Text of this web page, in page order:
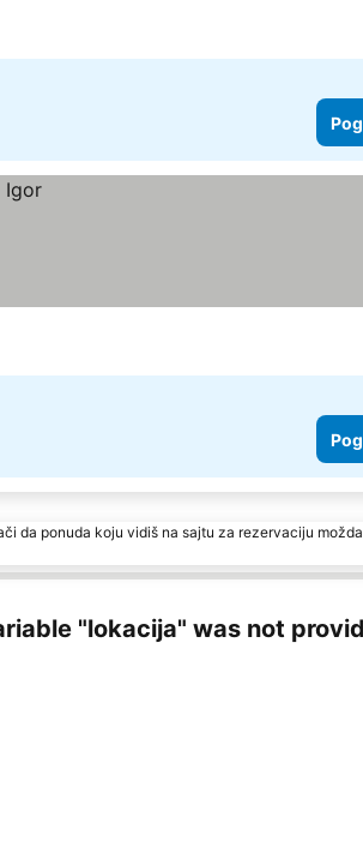
da ponuda koju vidiš na sajtu za rezervaciju
"lokacija" was not